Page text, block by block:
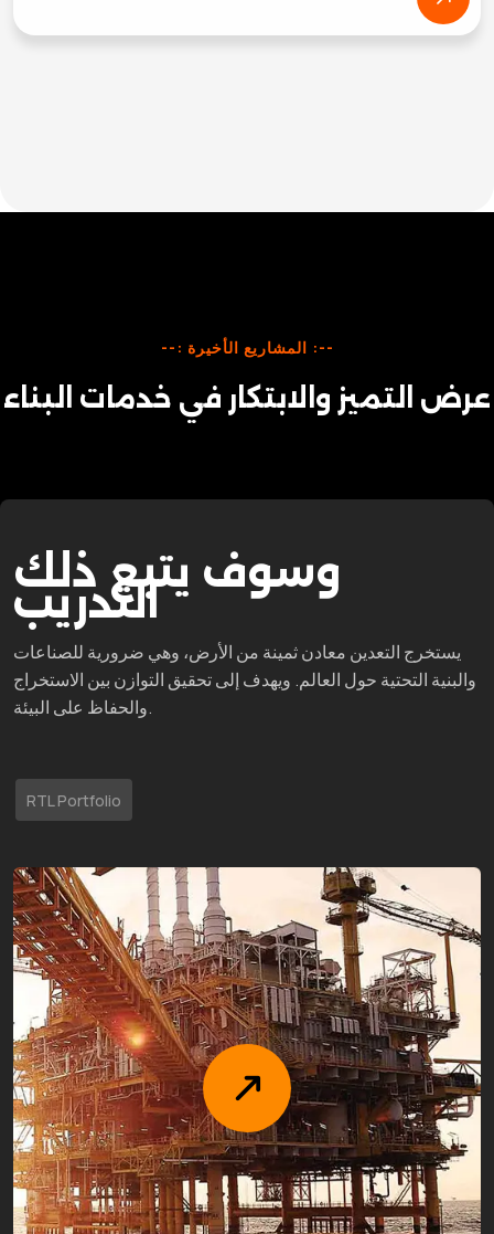
--: المشاريع الأخيرة :--
عرض التميز والابتكار في خدمات البناء
وسوف يتبع ذلك
التدريب
يستخرج التعدين معادن ثمينة من الأرض، وهي ضرورية للصناعات
والبنية التحتية حول العالم. ويهدف إلى تحقيق التوازن بين الاستخراج
والحفاظ على البيئة.
RTL Portfolio